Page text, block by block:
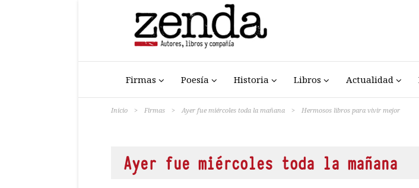
Firmas Poesía Historia Libros Actualidad
Inicio > Firmas > Ayer fue miércoles toda la mañana > Hermosos libros para vivir mejor
Ayer fue miércoles toda la mañana